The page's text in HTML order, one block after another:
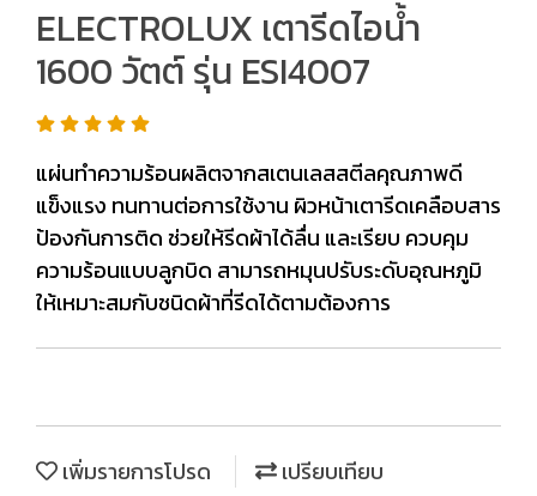
ELECTROLUX เตารีดไอน้ำ
1600 วัตต์ รุ่น ESI4007
แผ่นทำความร้อนผลิตจากสเตนเลสสตีลคุณภาพดี
แข็งแรง ทนทานต่อการใช้งาน ผิวหน้าเตารีดเคลือบสาร
ป้องกันการติด ช่วยให้รีดผ้าได้ลื่น และเรียบ ควบคุม
ความร้อนแบบลูกบิด สามารถหมุนปรับระดับอุณหภูมิ
ให้เหมาะสมกับชนิดผ้าที่รีดได้ตามต้องการ
เพิ่มรายการโปรด
เปรียบเทียบ